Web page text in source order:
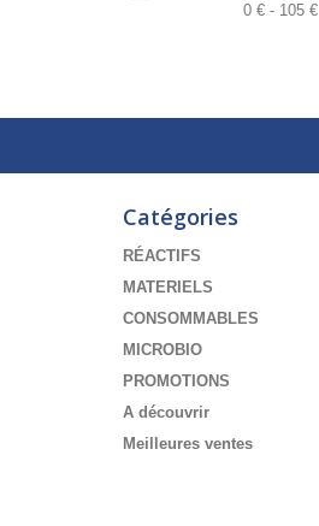
0 € - 105 €
Catégories
RÉACTIFS
MATERIELS
CONSOMMABLES
MICROBIO
PROMOTIONS
A découvrir
Meilleures ventes